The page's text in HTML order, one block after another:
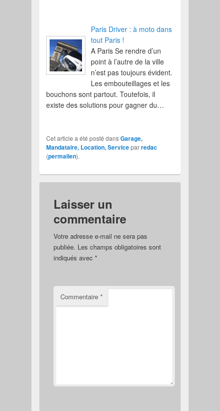
Paris Driver : à moto dans
tout Paris !
A Paris Se rendre d’un
point à l’autre de la ville
n’est pas toujours évident.
Les embouteillages et les
bouchons sont partout. Toutefois, il
existe des solutions pour gagner du…
Cet article a été posté dansGarage,
Mandataire, Location, Serviceparredac
(permalien).
Laisser un
commentaire
Votre adresse e-mail ne sera pas
publiée. Les champs obligatoires sont
indiqués avec *
Commentaire *